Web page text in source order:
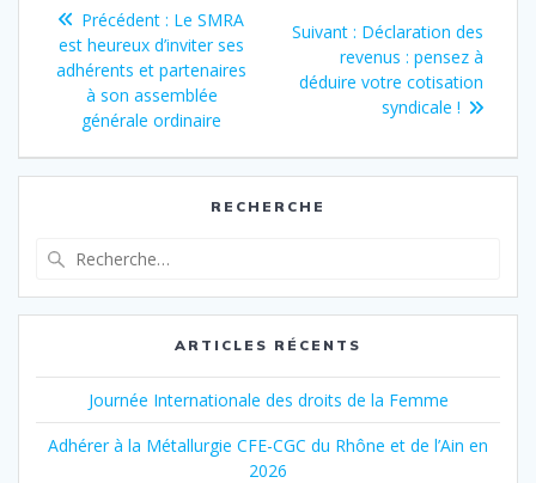
de
l’article
Précédent : Article
précédent
:
Le SMRA
est heureux d’inviter ses
adhérents et partenaires
à son assemblée
générale ordinaire
Suivant : Article
suivant
:
Déclaration des
revenus : pensez à
déduire votre cotisation
syndicale !
RECHERCHE
:
ARTICLES RÉCENTS
Journée Internationale des droits de la Femme
Adhérer à la Métallurgie CFE-CGC du Rhône et de l’Ain en
2026